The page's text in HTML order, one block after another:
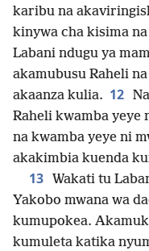
karibu na
kinywa cha kisima
Labani ndugu ya
akamubusu Raheli
akaanza kulia. 12
Raheli kwamba yeye
na kwamba yeye ni
akakimbia kuenda
13 Wakati tu
Yakobo mwana wa
kumupokea.
kumuleta katika